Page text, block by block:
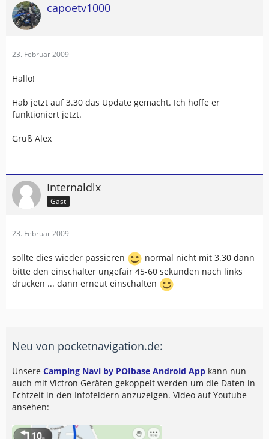
capoetv1000
23. Februar 2009
Hallo!
Hab jetzt auf 3.30 das Update gemacht. Ich hoffe er
funktioniert jetzt.
Gruß Alex
Internaldlx
Gast
23. Februar 2009
sollte dies wieder passieren
normal nicht mit 3.30 dann
bitte den einschalter ungefair 45-60 sekunden nach links
drücken ... dann erneut einschalten
Neu von pocketnavigation.de:
Unsere Camping Navi by POIbase Android App kann nun
auch mit Victron Geräten gekoppelt werden um die Daten in
Echtzeit in den Infofeldern anzuzeigen. Video auf Youtube
ansehen: